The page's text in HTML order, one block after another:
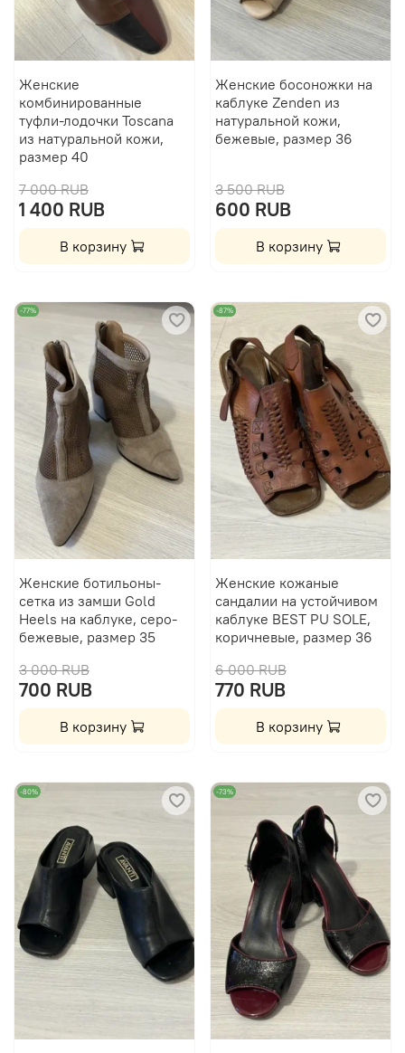
Женские
комбинированные
туфли-лодочки Toscana
из натуральной кожи,
размер 40
7 000 RUB
1 400 RUB
В корзину
Женские босоножки на
каблуке Zenden из
натуральной кожи,
бежевые, размер 36
3 500 RUB
600 RUB
В корзину
-77%
Женские ботильоны-
сетка из замши Gold
Heels на каблуке, серо-
бежевые, размер 35
3 000 RUB
700 RUB
В корзину
-87%
Женские кожаные
сандалии на устойчивом
каблуке BEST PU SOLE,
коричневые, размер 36
6 000 RUB
770 RUB
В корзину
-80% -73%